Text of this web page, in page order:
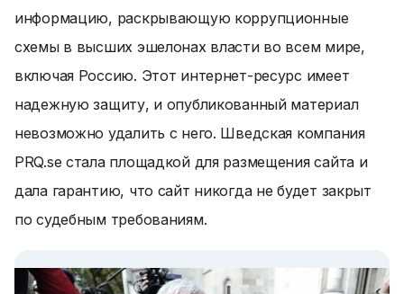
информацию, раскрывающую коррупционные
схемы в высших эшелонах власти во всем мире,
включая Россию. Этот интернет-ресурс имеет
надежную защиту, и опубликованный материал
невозможно удалить с него. Шведская компания
PRQ.se стала площадкой для размещения сайта и
дала гарантию, что сайт никогда не будет закрыт
по судебным требованиям.